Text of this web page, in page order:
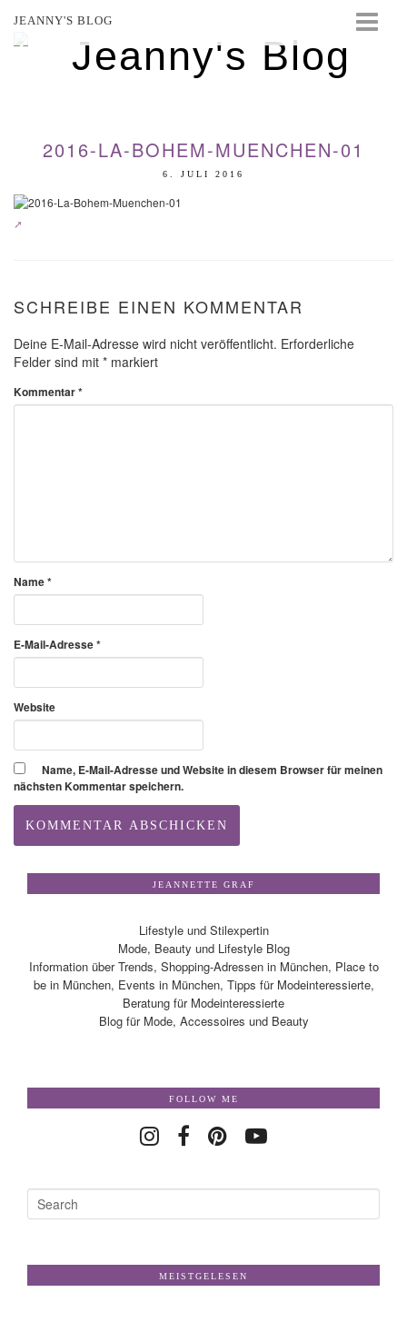
JEANNY'S BLOG
STARTSEITE
TRAVEL
2016-LA-BOHEM-MUENCHEN-01
6. JULI 2016
SCHREIBE EINEN KOMMENTAR
Deine E-Mail-Adresse wird nicht veröffentlicht. Erforderliche
Felder sind mit * markiert
Kommentar*
Name*
E-Mail-Adresse*
Website
Name, E-Mail-Adresse und Website in diesem Browser für meinen
nächsten Kommentar speichern.
JEANNETTE GRAF
Lifestyle und Stilexpertin
Mode, Beauty und Lifestyle Blog
Information über Trends, Shopping-Adressen in München, Place to
be in München, Events in München, Tipps für Modeinteressierte,
Beratung für Modeinteressierte
Blog für Mode, Accessoires und Beauty
FOLLOW ME
MEISTGELESEN